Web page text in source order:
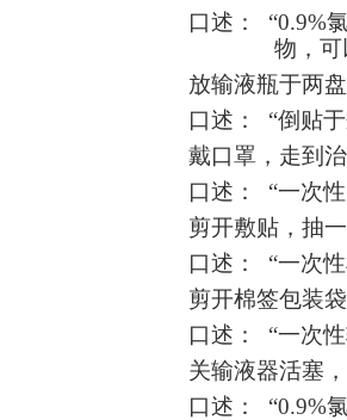
口述：
“0.9%
物，可
放输液瓶于两
口述：
“倒贴
戴口罩，走到
口述：
“一次
剪开敷贴，抽
口述：
“一次
剪开棉签包装
口述：
“一次
关输液器活塞
口述：
“0.9%